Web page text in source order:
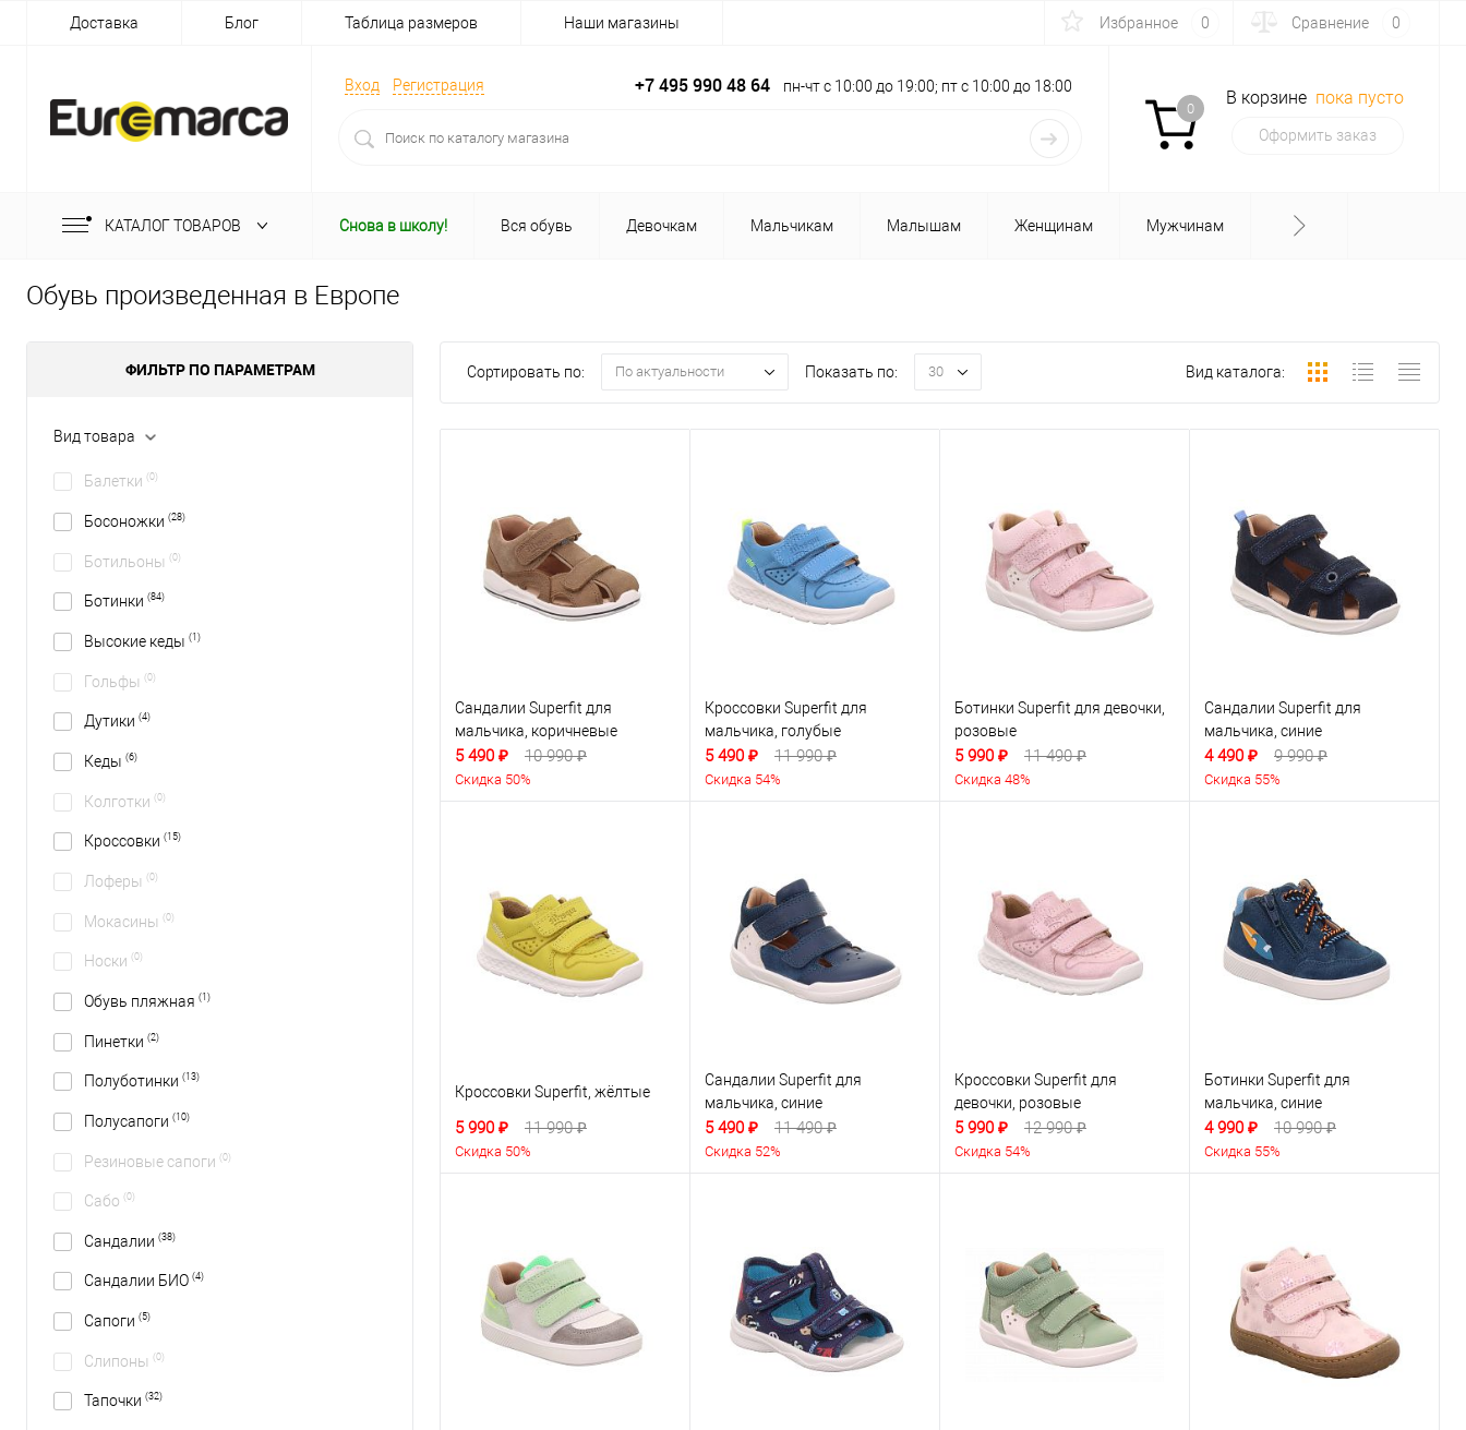
Доставка Блог Таблица размеров Наши магазины Избранное 0 Сравнение 0
Вход Регистрация +7 495 990 48 64 пн-чт с 10:00 до 19:00; пт с 10:00 до 18:00
0
В корзине пока пусто
Оформить заказ
КАТАЛОГ ТОВАРОВ Снова в школу! Вся обувь Девочкам Мальчикам Малышам Женщинам Мужчинам
Обувь произведенная в Европе
ФИЛЬТР ПО ПАРАМЕТРАМ
Вид товара
Балетки (0)
Босоножки (28)
Ботильоны (0)
Ботинки (84)
Высокие кеды (1)
Гольфы (0)
Дутики (4)
Кеды (6)
Колготки (0)
Кроссовки (15)
Лоферы (0)
Мокасины (0)
Носки (0)
Обувь пляжная (1)
Пинетки (2)
Полуботинки (13)
Полусапоги (10)
Резиновые сапоги (0)
Сабо (0)
Сандалии (38)
Сандалии БИО (4)
Сапоги (5)
Слипоны (0)
Тапочки (32)
Сортировать по: По актуальности Показать по: 30 Вид каталога:
Сандалии Superfit для
мальчика, коричневые
5 490 ₽ 10 990 ₽
Скидка 50%
Кроссовки Superfit для
мальчика, голубые
5 490 ₽ 11 990 ₽
Скидка 54%
Ботинки Superfit для девочки,
розовые
5 990 ₽ 11 490 ₽
Скидка 48%
Сандалии Superfit для
мальчика, синие
4 490 ₽ 9 990 ₽
Скидка 55%
Кроссовки Superfit, жёлтые
5 990 ₽ 11 990 ₽
Скидка 50%
Сандалии Superfit для
мальчика, синие
5 490 ₽ 11 490 ₽
Скидка 52%
Кроссовки Superfit для
девочки, розовые
5 990 ₽ 12 990 ₽
Скидка 54%
Ботинки Superfit для
мальчика, синие
4 990 ₽ 10 990 ₽
Скидка 55%